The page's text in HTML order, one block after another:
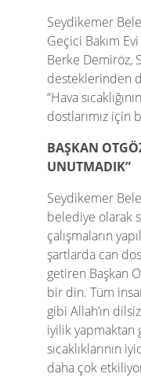
Seydikemer
Geçici Bakım
Berke Demiröz,
desteklerinden
“Hava
dostlarımız için
BAŞKAN
UNUTMADIK”
Seydikemer
belediye olarak
çalışmaların
şartlarda can
getiren Başkan
bir din. Tüm
gibi Allah’ın
iyilik yapmaktan
sıcaklıklarının
daha çok